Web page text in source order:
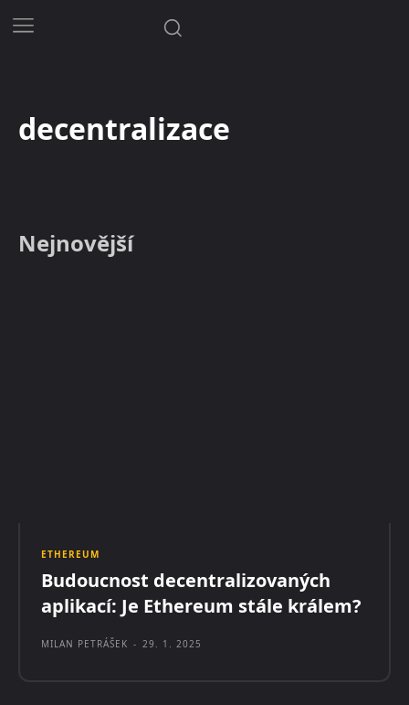
decentralizace
Nejnovější
ETHEREUM
Budoucnost decentralizovaných
aplikací: Je Ethereum stále králem?
MILAN PETRÁŠEK - 29. 1. 2025